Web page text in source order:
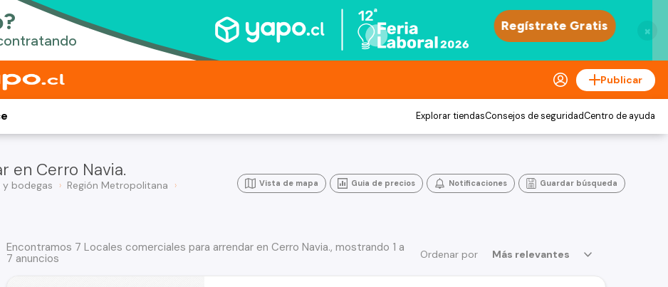
×
Publicar
Explorar tiendasConsejos de seguridadCentro de ayuda
en Cerro Navia.
y bodegas
Región Metropolitana
Vista de mapa Guia de precios Notificaciones Guardar búsqueda
Ordenar por Más relevantes
Encontramos 7 Locales comerciales para arrendar en Cerro Navia., mostrando 1 a
7 anuncios